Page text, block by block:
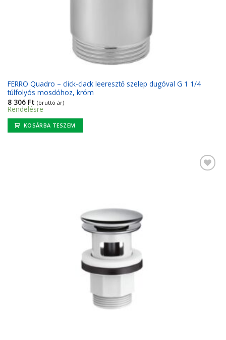
FERRO Quadro – click-clack leeresztő szelep dugóval G 1 1/4
túlfolyós mosdóhoz, króm
8 306 Ft (bruttó ár)
Rendelésre
KOSÁRBA TESZEM